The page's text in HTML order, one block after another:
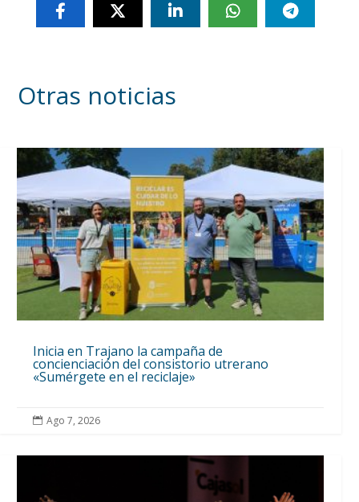
Otras noticias
Inicia en Trajano la campaña de
concienciación del consistorio utrerano
«Sumérgete en el reciclaje»
 Ago 7, 2026